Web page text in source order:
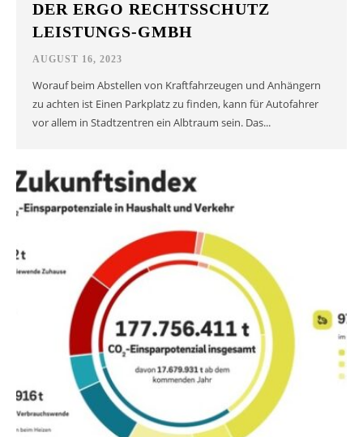
DER ERGO RECHTSSCHUTZ
LEISTUNGS-GMBH
AUGUST 16, 2023
Worauf beim Abstellen von Kraftfahrzeugen und Anhängern
zu achten ist Einen Parkplatz zu finden, kann für Autofahrer
vor allem in Stadtzentren ein Albtraum sein. Das...